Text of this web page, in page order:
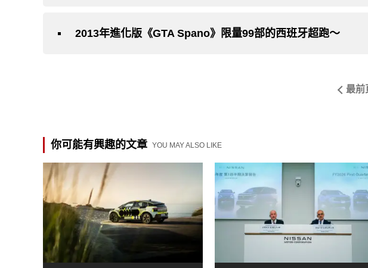
2013年進化版《GTA Spano》限量99部的西班牙超跑～
最前
你可能有興趣的文章 YOU MAY ALSO LIKE